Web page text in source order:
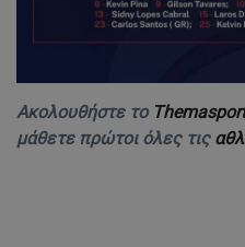
Ακολουθήστε το
μάθετε πρώτοι όλες τις